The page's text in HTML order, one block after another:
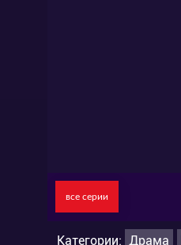
все серии
Категории: Драма